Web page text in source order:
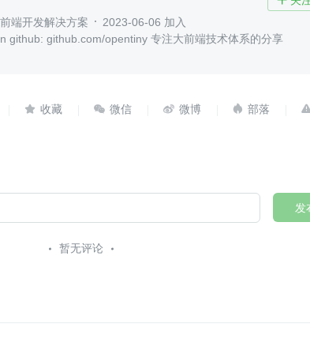
端开发解决方案
2023-06-06 加入
github: github.com/opentiny 专注大前端技术体系的分享
   
发
暂无评论